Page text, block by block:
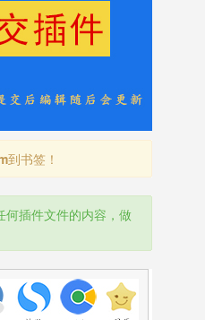
到书签！
何插件文件的内容，做